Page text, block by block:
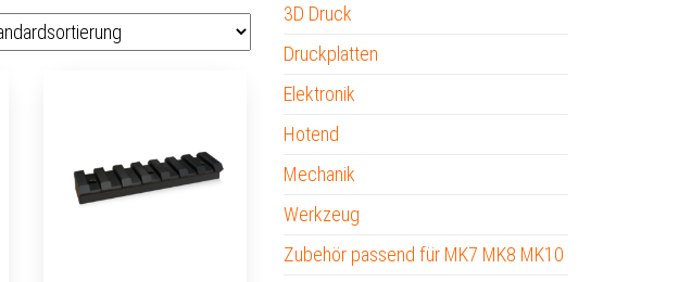
3D Druck
Druckplatten
Elektronik
Hotend
Mechanik
Werkzeug
Zubehör passend für MK7 MK8 MK10